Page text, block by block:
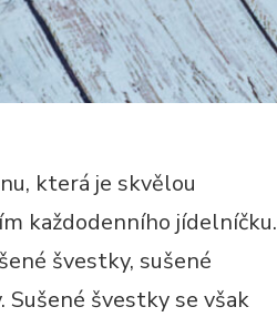
která je skvělou
každodenního jídelníčku.
švestky, sušené
Sušené švestky se však